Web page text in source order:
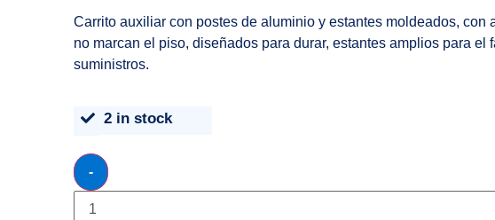
Carrito auxiliar con postes de aluminio y estantes moldeados, con
no marcan el piso, diseñados para durar, estantes amplios para
suministros.
2 in stock
-